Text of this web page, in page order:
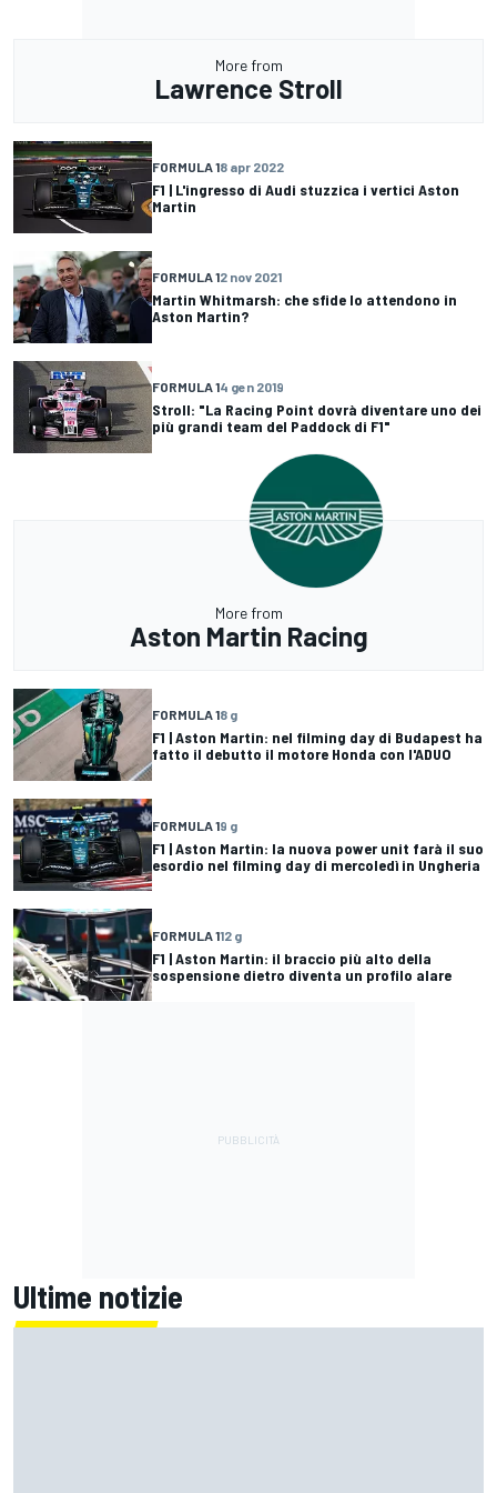
More from
Lawrence Stroll
FORMULA 18 apr 2022
F1 | L'ingresso di Audi stuzzica i vertici Aston
Martin
FORMULA 12 nov 2021
Martin Whitmarsh: che sfide lo attendono in
Aston Martin?
FORMULA 14 gen 2019
Stroll: "La Racing Point dovrà diventare uno dei
più grandi team del Paddock di F1"
More from
Aston Martin Racing
FORMULA 18 g
F1 | Aston Martin: nel filming day di Budapest ha
fatto il debutto il motore Honda con l'ADUO
FORMULA 19 g
F1 | Aston Martin: la nuova power unit farà il suo
esordio nel filming day di mercoledì in Ungheria
FORMULA 112 g
F1 | Aston Martin: il braccio più alto della
sospensione dietro diventa un profilo alare
Ultime notizie